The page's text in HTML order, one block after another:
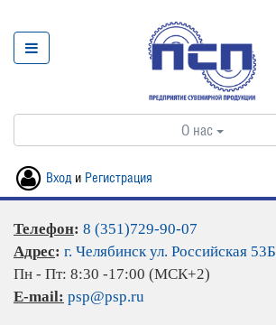
О нас
Вход и Регистрация
Телефон: 8 (351)729-90-07
Адрес: г. Челябинск ул. Российская 53Б
Пн - Пт: 8:30 -17:00 (МСК+2)
E-mail: psp@psp.ru